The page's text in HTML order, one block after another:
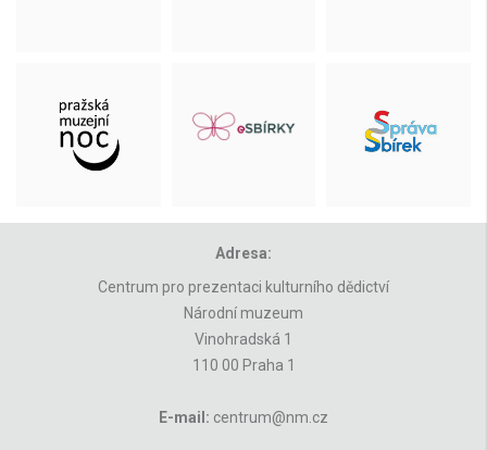
Adresa:
Centrum pro prezentaci kulturního dědictví
Národní muzeum
Vinohradská 1
110 00 Praha 1
E-mail: centrum@nm.cz